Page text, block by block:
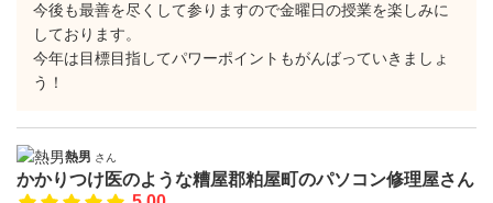
今後も最善を尽くして参りますので金曜日の授業を楽しみに
しております。
今年は目標目指してパワーポイントもがんばっていきましょ
う！
熱男 さん
かかりつけ医のような糟屋郡粕屋町のパソコン修理屋さん